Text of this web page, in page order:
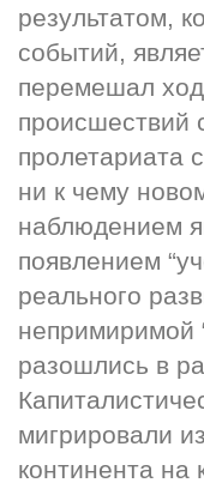
результатом,
событий,
перемешал
происшествий
пролетариата
ни к чему
наблюдением
появлением
реального
непримиримой
разошлись в
мигрировали
континента на